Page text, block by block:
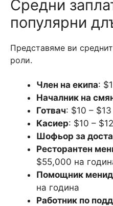
Средни
популярни
Представяме ви
роли.
Член на екипа:
Началник на
Готвач: $10 –
Касиер: $10 –
Шофьор за
Ресторантен
$55,000 на
Помощник
на година
Работник по